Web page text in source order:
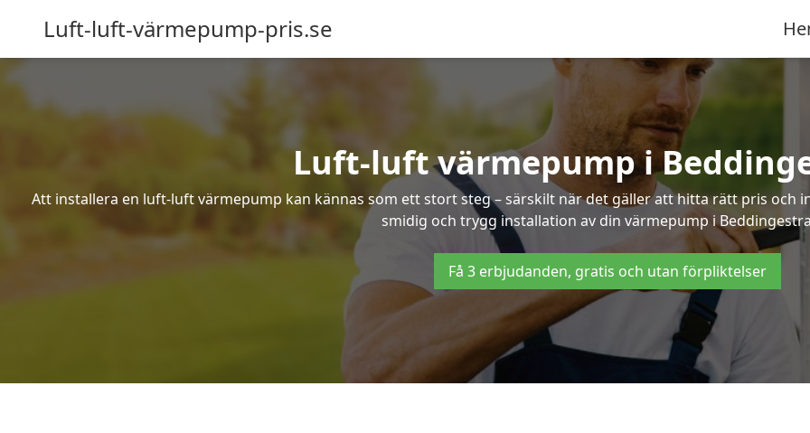
Luft-luft-värmepump-pris.se
Luft-luft värmepump i
Att installera en luft-luft värmepump kan kännas som ett stort steg – särskilt när det gäller att hitta rätt pris och
smidig och trygg installation av din värmepump i
Få 3 erbjudanden, gratis och utan förpliktelser